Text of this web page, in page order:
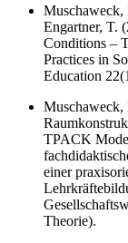
Engartner, T.
Conditions –
Practices in
Education
TPACK
einer
Theorie).